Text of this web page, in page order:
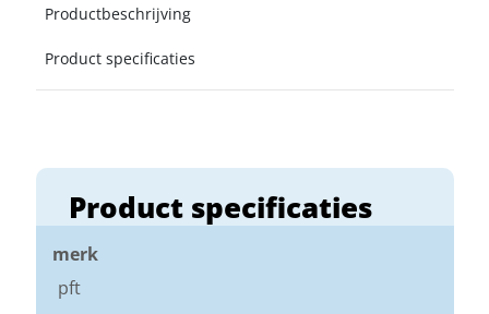
Product specificaties
merk
pft
Productbeschrijving
Product specificaties